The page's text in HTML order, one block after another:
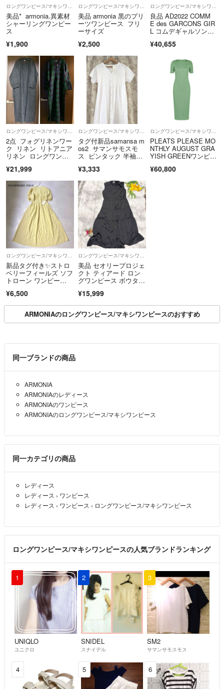
美品* armonia.異素材
シャーリングワンピー
ス
¥1,900
美品 armonia 黒のプリ
ーツワンピース フリ
ーサイズ
¥2,500
良品 AD2022 COMM
E des GARCONS GIR
L コムデギャルソンガ
グ ボリュームワンピー
S ブラック レディー
ス 古着 中古 USED
¥40,655
2点 フォグリネンワー
ク リネン リトアニア
リネン ロングワンピ
ツ 麻 マキシ
¥21,999
タグ付新品samansa m
os2 サマンサモスモ
ス ピンタック 半袖ワ
2 Samansa Mos2
¥3,333
PLEATS PLEASE MO
NTHLY AUGUST GRA
YISH GREENワンピー
¥60,800
ロングワンピース/マキシワンピース
新品タグ付き✨ストロ
ベリーフィールズ ソフ
トローン ワンピー
¥6,500
ロングワンピース/マキシワンピース
美品 セオリープロジェ
クト ティアード ロン
グワンピース ボウタ
¥15,999
ARMONIAのロングワンピース/マキシワンピースのおすすめ
同一ブランドの商品
ARMONIA
ARMONIAのレディース
ARMONIAのワンピース
ARMONIAのロングワンピース/マキシワンピース
同一カテゴリの商品
レディース
レディース › ワンピース
レディース › ワンピース › ロングワンピース/マキシワンピース
ロングワンピース/マキシワンピースの人気ブランドランキング
1
UNIQLO
ユニクロ
2
SNIDEL
スナイデル
3
SM2
サマンサモスモス
4 5 6